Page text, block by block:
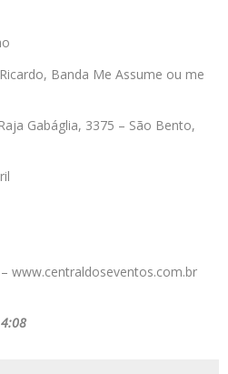
Banda Me Assume ou me
Gabáglia, 3375 – São Bento,
www.centraldoseventos.com.br